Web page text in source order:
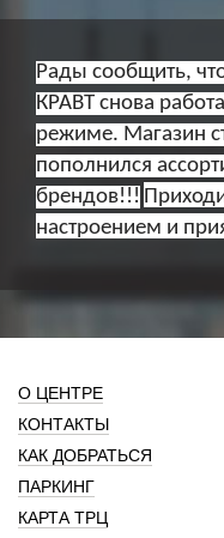
Рады сообщить,
КРАВТ снова
режиме. Магазин
пополнился
брендов!!!
настроением и
О ЦЕНТРЕ
КОНТАКТЫ
КАК ДОБРАТЬСЯ
ПАРКИНГ
КАРТА ТРЦ